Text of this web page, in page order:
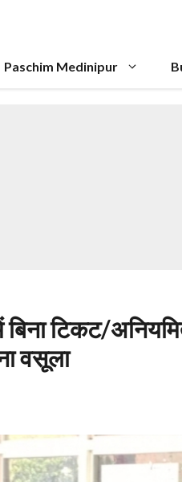
Paschim Medinipur
बिना टिकट/
वसूला